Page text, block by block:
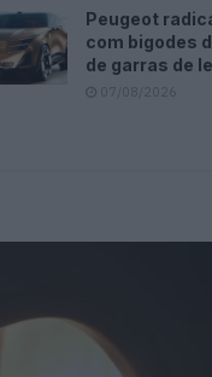
Peugeot
com bigodes
de garras de
07/08/2026